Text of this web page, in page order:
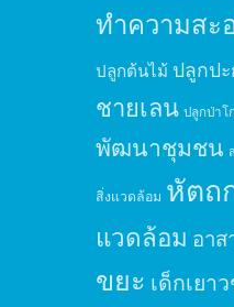
ทำความสะ
ปลูกต้นไม้ ปลูกปะ
ชายเลน ปลูกป่าโ
พัฒนาชุมชน
สิ่งแวดล้อม หัตถ
แวดล้อม อา
ขยะ เด็กเยา